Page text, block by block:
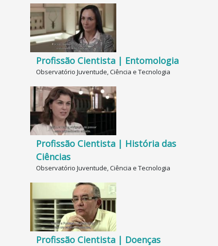
Profissão Cientista | Entomologia
Observatório Juventude, Ciência e Tecnologia
Profissão Cientista | História das
Ciências
Observatório Juventude, Ciência e Tecnologia
Profissão Cientista | Doenças